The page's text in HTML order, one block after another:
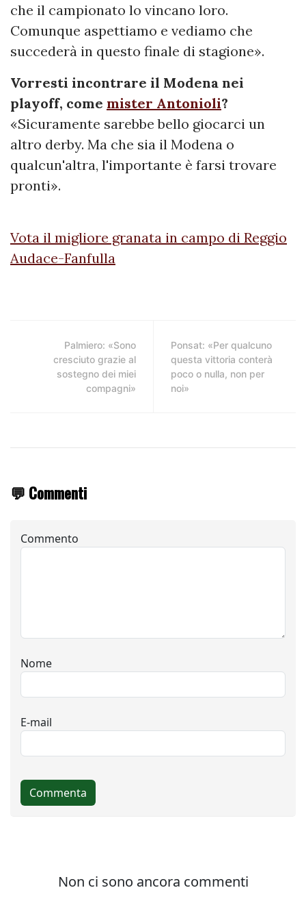
che il campionato lo vincano loro.
Comunque aspettiamo e vediamo che
succederà in questo finale di stagione».
Vorresti incontrare il Modena nei
playoff, come mister Antonioli?
«Sicuramente sarebbe bello giocarci un
altro derby. Ma che sia il Modena o
qualcun'altra, l'importante è farsi trovare
pronti».
Vota il migliore granata in campo di Reggio
Audace-Fanfulla
Palmiero: «Sono
cresciuto grazie al
sostegno dei miei
compagni»
Ponsat: «Per qualcuno
questa vittoria conterà
poco o nulla, non per
noi»
💬 Commenti